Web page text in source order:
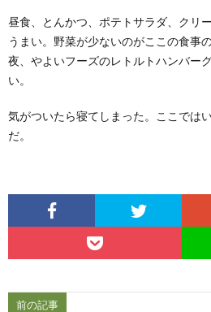
昼食、とんかつ、ポテトサラダ、クリ
うまい。野菜が少ないのがここの食事
夜、やよいフーズのレトルトハンバー
い。
気がついたら寝てしまった。ここでは
だ。
前の記事